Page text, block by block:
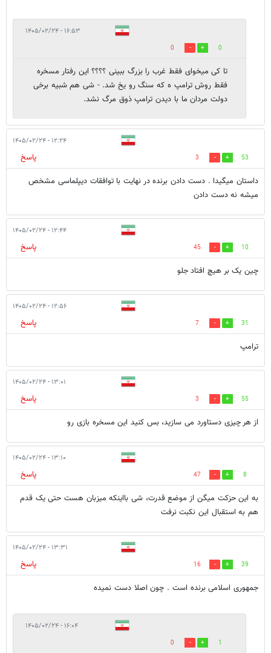
۱۶:۵۳ - ۱۴۰۵/۰۲/۲۴
0
0
تا کی میخوای فقط غرب را بزرگ ببینی ؟؟؟؟ این رفتار مسخره
فقط روش ترامپ ه که سنگ رو یخ شد. - شی هم شبیه برخی
دولت مردان ما با دیدن ترامپ ذوق مرگ نشد.
۱۲:۲۴ - ۱۴۰۵/۰۲/۲۴
53
3
پاسخ
داستان میگیدا . دست دادن برنده در نهایت با توافقات دیپلماسی مشخص
میشه نه دست دادن
۱۲:۴۴ - ۱۴۰۵/۰۲/۲۴
10
45
پاسخ
چین یک بر هیچ افتاد جلو
۱۲:۵۶ - ۱۴۰۵/۰۲/۲۴
31
7
پاسخ
ترامپ
۱۳:۰۱ - ۱۴۰۵/۰۲/۲۴
55
3
پاسخ
از هر چیزی دستاورد می سازید، بس کنید این مسخره بازی رو
۱۳:۱۰ - ۱۴۰۵/۰۲/۲۴
8
47
پاسخ
به این حزکت میگن از موضع قدرت، شی بااینکه میزبان هست حتی یک قدم
هم به استقبال این نکبت نرفت
۱۳:۳۱ - ۱۴۰۵/۰۲/۲۴
39
16
پاسخ
جمهوری اسلامی برنده است . چون اصلا دست نمیده
۱۶:۰۴ - ۱۴۰۵/۰۲/۲۴
1
0